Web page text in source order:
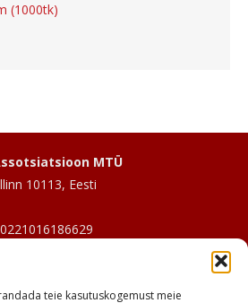
teie kasutuskogemust meie
(1000tk)
MTÜ
10113, Eesti